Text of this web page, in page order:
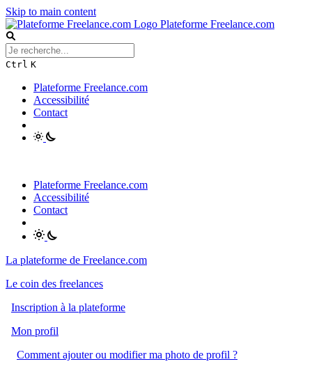
Skip to main content
Plateforme Freelance.com
Ctrl K
Plateforme Freelance.com
Accessibilité
Contact
Plateforme Freelance.com
Accessibilité
Contact
La plateforme de Freelance.com
Le coin des freelances
Inscription à la plateforme
Mon profil
Comment ajouter ou modifier ma photo de profil ?